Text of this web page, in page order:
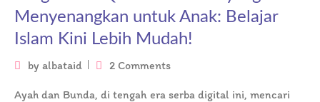
Menyenangkan untuk Anak: Belajar
Islam Kini Lebih Mudah!
by albataid 2 Comments
Ayah dan Bunda, di tengah era serba digital ini, mencari